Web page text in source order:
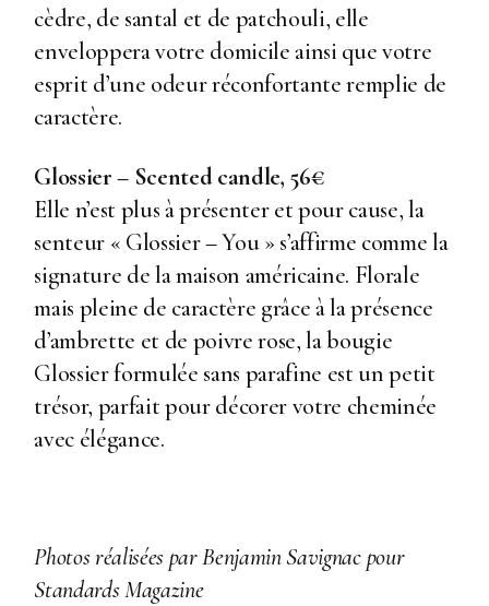
cèdre, de santal et de patchouli, elle
enveloppera votre domicile ainsi que votre
esprit d’une odeur réconfortante remplie de
caractère.
Glossier – Scented candle, 56€
Elle n’est plus à présenter et pour cause, la
senteur « Glossier – You » s’affirme comme la
signature de la maison américaine. Florale
mais pleine de caractère grâce à la présence
d’ambrette et de poivre rose, la bougie
Glossier formulée sans parafine est un petit
trésor, parfait pour décorer votre cheminée
avec élégance.
Photos réaliséespar Benjamin Savignac pour
Standards Magazine